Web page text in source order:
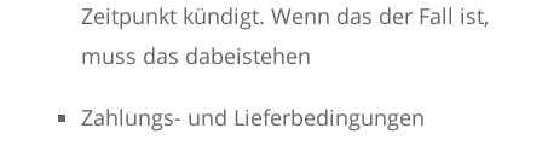
Zeitpunkt kündigt. Wenn das der Fall ist,
muss das dabeistehen
Zahlungs- und Lieferbedingungen